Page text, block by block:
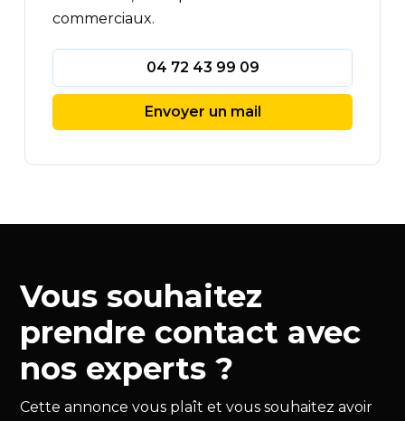
commerciaux.
04 72 43 99 09
Envoyer un mail
Vous souhaitez
prendre contact avec
nos experts ?
Cette annonce vous plaît et vous souhaitez avoir